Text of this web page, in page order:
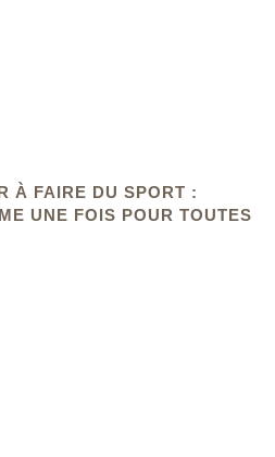
À FAIRE DU SPORT :
UNE FOIS POUR TOUTES